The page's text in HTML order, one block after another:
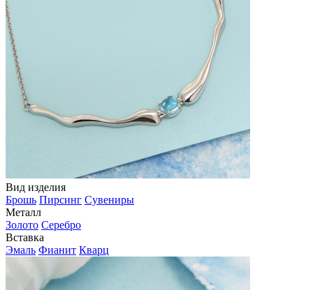
Вид изделия
Брошь Пирсинг Сувениры
Металл
Золото Серебро
Вставка
Эмаль Фианит Кварц